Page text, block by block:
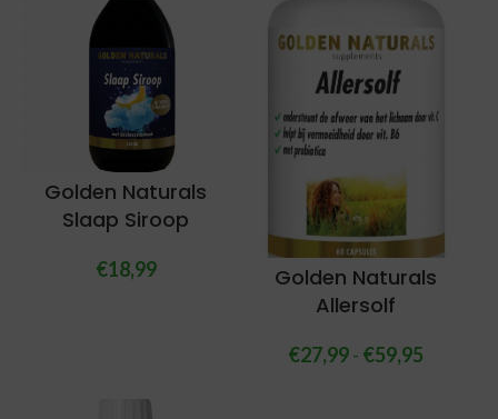
Golden Naturals
Slaap Siroop
€18,99
Golden Naturals
Allersolf
€27,99- €59,95